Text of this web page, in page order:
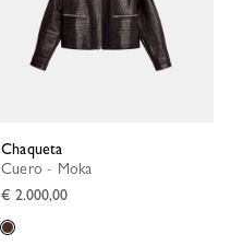
Chaqueta
Cuero - Moka
€ 2.000,00